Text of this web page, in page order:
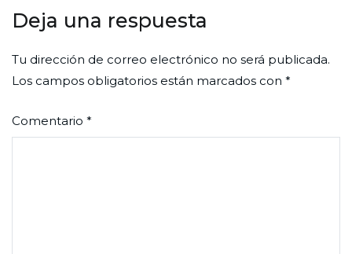
Deja una respuesta
Tu dirección de correo electrónico no será publicada.
Los campos obligatorios están marcados con *
Comentario *